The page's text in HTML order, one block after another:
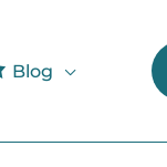
Blog